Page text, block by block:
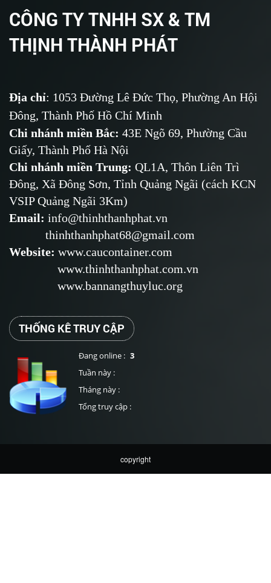
CÔNG TY TNHH SX & TM
THỊNH THÀNH PHÁT
Địa chỉ: 1053 Đường Lê Đức Thọ, Phường An Hội
Đông, Thành Phố Hồ Chí Minh
Chi nhánh miền Bắc: 43E Ngõ 69, Phường Cầu
Giấy, Thành Phố Hà Nội
Chi nhánh miền Trung: QL1A, Thôn Liên Trì
Đông, Xã Đông Sơn, Tỉnh Quảng Ngãi (cách KCN
VSIP Quảng Ngãi 3Km)
Email: info@thinhthanhphat.vn
thinhthanhphat68@gmail.com
Website: www.caucontainer.com
www.thinhthanhphat.com.vn
www.bannangthuyluc.org
THỐNG KÊ TRUY CẬP
Đang online : 3
Tuần này :
Tháng này :
Tổng truy cập :
copyright